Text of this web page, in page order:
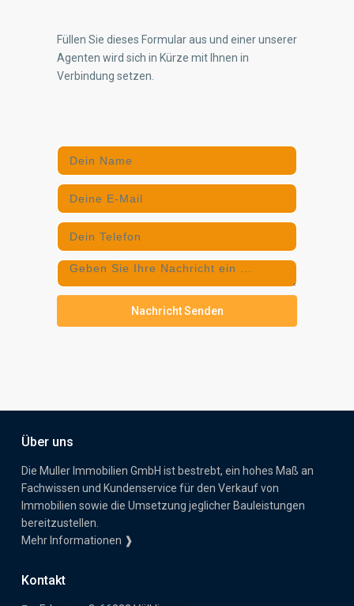
Füllen Sie dieses Formular aus und einer unserer
Agenten wird sich in Kürze mit Ihnen in
Verbindung setzen.
Nachricht Senden
Über uns
Die Muller Immobilien GmbH ist bestrebt, ein hohes Maß an
Fachwissen und Kundenservice für den Verkauf von
Immobilien sowie die Umsetzung jeglicher Bauleistungen
bereitzustellen.
Mehr Informationen ❱
Kontakt